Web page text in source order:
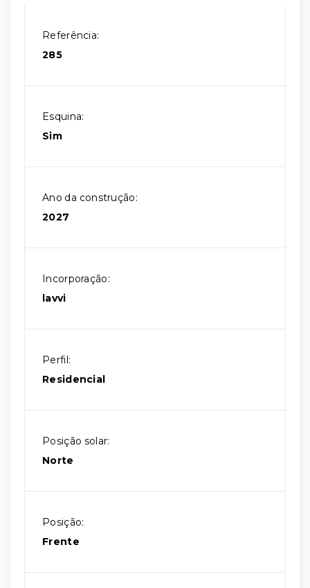
Referência:
285
Esquina:
Sim
Ano da construção:
2027
Incorporação:
lavvi
Perfil:
Residencial
Posição solar:
Norte
Posição:
Frente